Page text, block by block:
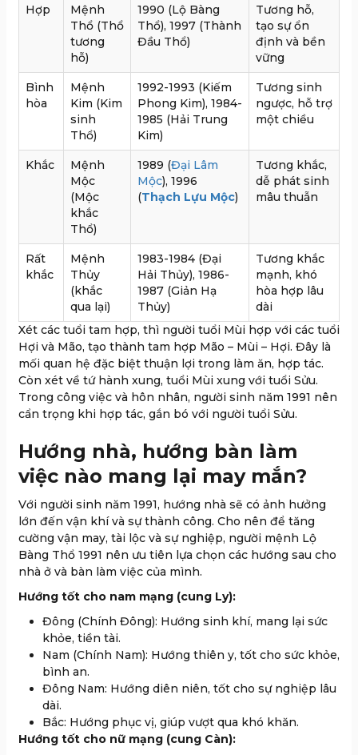
Hợp
Mệnh
Thổ (Thổ
tương
hỗ)
1990 (Lộ Bàng
Thổ), 1997 (Thành
Đầu Thổ)
Tương hỗ,
tạo sự ổn
định và bền
vững
Bình
hòa
Mệnh
Kim (Kim
sinh
Thổ)
1992-1993 (Kiếm
Phong Kim), 1984-
1985 (Hải Trung
Kim)
Tương sinh
ngược, hỗ trợ
một chiều
Khắc
Mệnh
Mộc
(Mộc
khắc
Thổ)
1989 (Đại Lâm
Mộc), 1996
(Thạch Lựu Mộc)
Tương khắc,
dễ phát sinh
mâu thuẫn
Rất
khắc
Mệnh
Thủy
(khắc
qua lại)
1983-1984 (Đại
Hải Thủy), 1986-
1987 (Giản Hạ
Thủy)
Tương khắc
mạnh, khó
hòa hợp lâu
dài
Xét các tuổi tam hợp, thì người tuổi Mùi hợp với các tuổi
Hợi và Mão, tạo thành tam hợp Mão – Mùi – Hợi. Đây là
mối quan hệ đặc biệt thuận lợi trong làm ăn, hợp tác.
Còn xét về tứ hành xung, tuổi Mùi xung với tuổi Sửu.
Trong công việc và hôn nhân, người sinh năm 1991 nên
cẩn trọng khi hợp tác, gắn bó với người tuổi Sửu.
Hướng nhà, hướng bàn làm
việc nào mang lại may mắn?
Với người sinh năm 1991, hướng nhà sẽ có ảnh hưởng
lớn đến vận khí và sự thành công. Cho nên để tăng
cường vận may, tài lộc và sự nghiệp, người mệnh Lộ
Bàng Thổ 1991 nên ưu tiên lựa chọn các hướng sau cho
nhà ở và bàn làm việc của mình.
Hướng tốt cho nam mạng (cung Ly):
Đông (Chính Đông): Hướng sinh khí, mang lại sức
khỏe, tiền tài.
Nam (Chính Nam): Hướng thiên y, tốt cho sức khỏe,
bình an.
Đông Nam: Hướng diên niên, tốt cho sự nghiệp lâu
dài.
Bắc: Hướng phục vị, giúp vượt qua khó khăn.
Hướng tốt cho nữ mạng (cung Càn):